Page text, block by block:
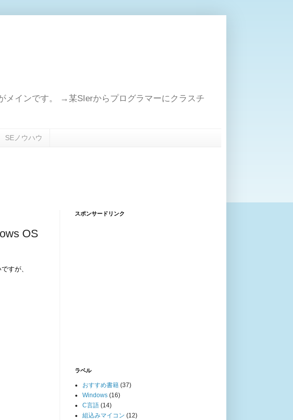
メインです。 →某SIerからプログラマーにクラスチ
SEノウハウ
OS
すが、
スポンサードリンク
ラベル
おすすめ書籍 (37)
Windows (16)
C言語 (14)
組込みマイコン (12)